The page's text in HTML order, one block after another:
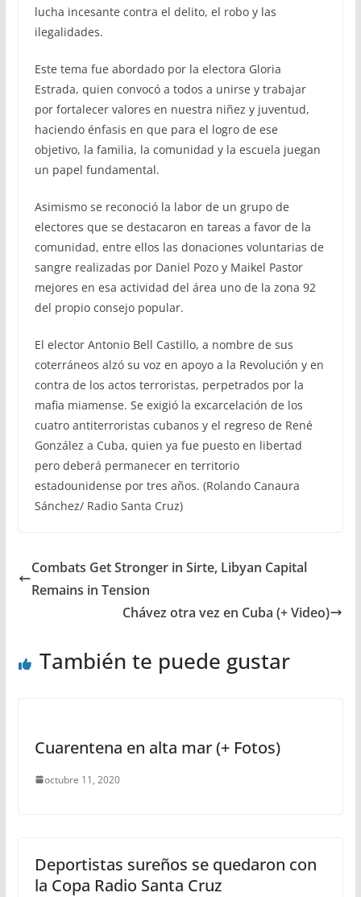
lucha incesante contra el delito, el robo y las
ilegalidades.
Este tema fue abordado por la electora Gloria
Estrada, quien convocó a todos a unirse y trabajar
por fortalecer valores en nuestra niñez y juventud,
haciendo énfasis en que para el logro de ese
objetivo, la familia, la comunidad y la escuela juegan
un papel fundamental.
Asimismo se reconoció la labor de un grupo de
electores que se destacaron en tareas a favor de la
comunidad, entre ellos las donaciones voluntarias de
sangre realizadas por Daniel Pozo y Maikel Pastor
mejores en esa actividad del área uno de la zona 92
del propio consejo popular.
El elector Antonio Bell Castillo, a nombre de sus
coterráneos alzó su voz en apoyo a la Revolución y en
contra de los actos terroristas, perpetrados por la
mafia miamense. Se exigió la excarcelación de los
cuatro antiterroristas cubanos y el regreso de René
González a Cuba, quien ya fue puesto en libertad
pero deberá permanecer en territorio
estadounidense por tres años. (Rolando Canaura
Sánchez/ Radio Santa Cruz)
Combats Get Stronger in Sirte, Libyan Capital
Remains in Tension
Chávez otra vez en Cuba (+ Video)
También te puede gustar
Cuarentena en alta mar (+ Fotos)
octubre 11, 2020
Deportistas sureños se quedaron con
la Copa Radio Santa Cruz